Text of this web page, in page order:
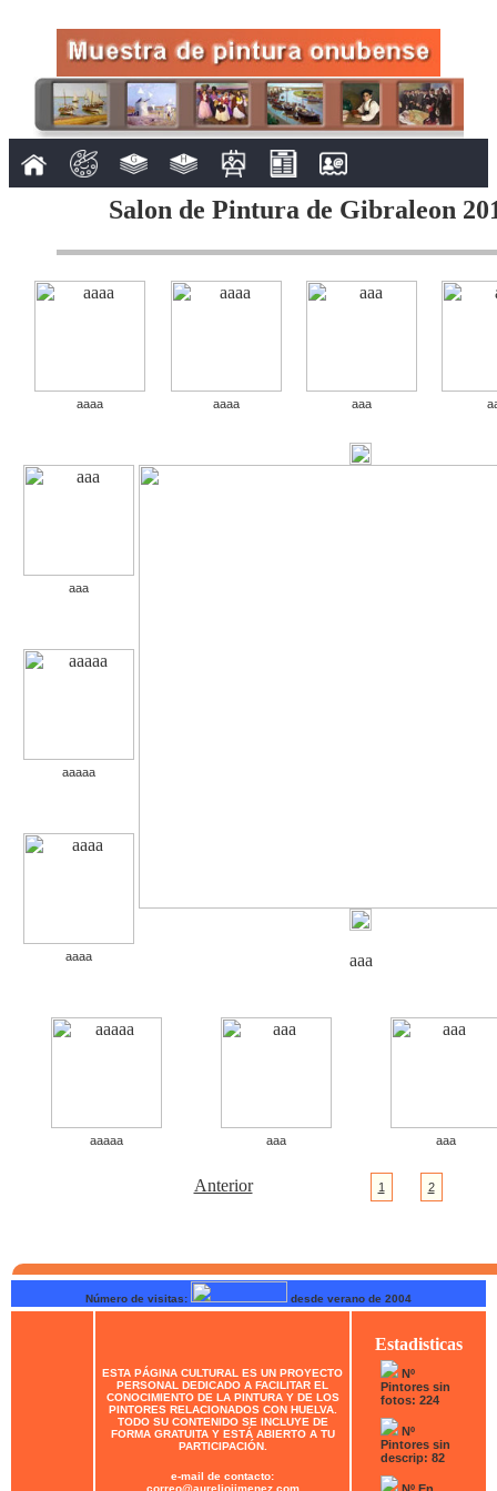
Salon de Pintura de Gibraleon
aaaa aaaa aaa
aaa
aaa
aaaaa
aaaa
aaaaa aaa aaa
Anterior 1 2
Número de visitas: desde verano de 2004
ESTA PÁGINA CULTURAL ES UN PROYECTO
PERSONAL DEDICADO A FACILITAR EL
CONOCIMIENTO DE LA PINTURA Y DE LOS
PINTORES RELACIONADOS CON HUELVA.
TODO SU CONTENIDO SE INCLUYE DE
FORMA GRATUITA Y ESTÁ ABIERTO A TU
PARTICIPACIÓN.
e-mail de contacto:
correo@aureliojimenez.com
Estadisticas
Nº
Pintores sin
fotos: 224
Nº
Pintores sin
descrip: 82